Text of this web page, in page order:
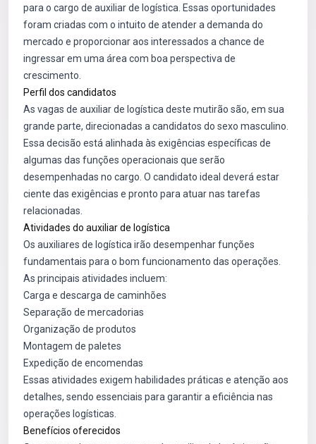
para o cargo de auxiliar de logística. Essas oportunidades
foram criadas com o intuito de atender a demanda do
mercado e proporcionar aos interessados a chance de
ingressar em uma área com boa perspectiva de
crescimento.
Perfil dos candidatos
As vagas de auxiliar de logística deste mutirão são, em sua
grande parte, direcionadas a candidatos do sexo masculino.
Essa decisão está alinhada às exigências específicas de
algumas das funções operacionais que serão
desempenhadas no cargo. O candidato ideal deverá estar
ciente das exigências e pronto para atuar nas tarefas
relacionadas.
Atividades do auxiliar de logística
Os auxiliares de logística irão desempenhar funções
fundamentais para o bom funcionamento das operações.
As principais atividades incluem:
Carga e descarga de caminhões
Separação de mercadorias
Organização de produtos
Montagem de paletes
Expedição de encomendas
Essas atividades exigem habilidades práticas e atenção aos
detalhes, sendo essenciais para garantir a eficiência nas
operações logísticas.
Benefícios oferecidos